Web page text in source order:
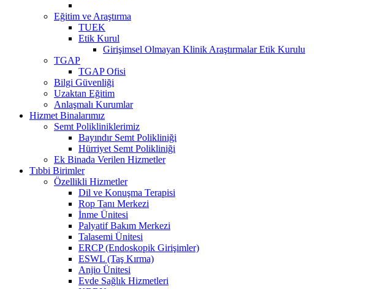
Eğitim ve Araştırma
TUEK
Etik Kurul
Girişimsel Olmayan Klinik Araştırmalar Etik Kurulu
TGAP
TGAP Ofisi
Bilgi Güvenliği
Uzaktan Eğitim
Anlaşmalı Kurumlar
Hizmet Binalarımız
Semt Polikliniklerimiz
Bayındır Semt Polikliniği
Hürriyet Semt Polikliniği
Ek Binada Verilen Hizmetler
Tıbbi Birimler
Özellikli Hizmetler
Dil ve Konuşma Terapisi
Rop Tanı Merkezi
İnme Ünitesi
Palyatif Bakım Merkezi
Talasemi Ünitesi
ERCP (Endoskopik Girişimler)
ESWL (Taş Kırma)
Anjio Ünitesi
Evde Sağlık Hizmetleri